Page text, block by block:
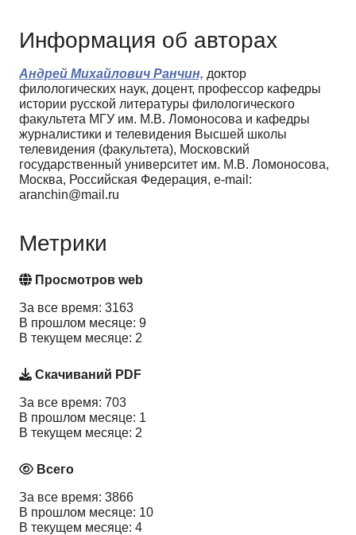
Информация об авторах
Андрей Михайлович Ранчин, доктор
филологических наук, доцент, профессор кафедры
истории русской литературы филологического
факультета МГУ им. М.В. Ломоносова и кафедры
журналистики и телевидения Высшей школы
телевидения (факультета), Московский
государственный университет им. М.В. Ломоносова,
Москва, Российская Федерация, e-mail:
aranchin@mail.ru
Метрики
Просмотров web
За все время: 3163
В прошлом месяце: 9
В текущем месяце: 2
Скачиваний PDF
За все время: 703
В прошлом месяце: 1
В текущем месяце: 2
Всего
За все время: 3866
В прошлом месяце: 10
В текущем месяце: 4